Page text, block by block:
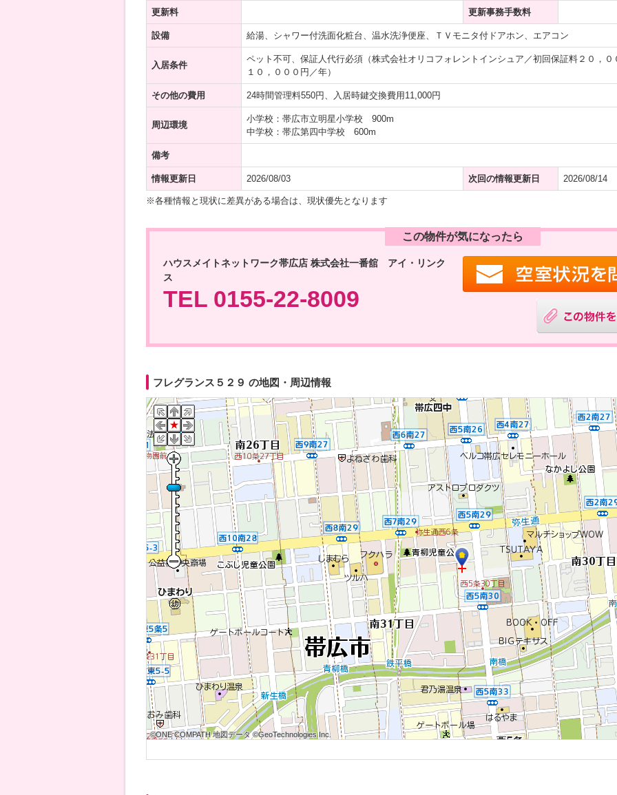
更新料 更新事務手数料
設備 給湯、シャワー付洗面化粧台、温水洗浄便座、ＴＶモニタ付ドアホン、エアコン
入居条件
ペット不可、保証人代行必須（株式会社オリコフォレントインシュア／初回保証料２０
１０，０００円／年）
その他の費用 24時間管理料550円、入居時鍵交換費用11,000円
周辺環境
小学校：帯広市立明星小学校 900m
中学校：帯広第四中学校 600m
備考
情報更新日 2026/08/03 次回の情報更新日 2026/08/14
※各種情報と現状に差異がある場合は、現状優先となります
この物件が気になったら
ハウスメイトネットワーク帯広店 株式会社一番舘 アイ・リンク
ス
TEL 0155-22-8009
フレグランス５２９ の地図・周辺情報
©ONE COMPATH 地図データ ©GeoTechnologies Inc.
©ONE COMPATH 地図データ ©GeoTechnologies Inc.
©ONE COMPATH 地図データ ©GeoTechnologies Inc.
©ONE COMPATH 地図データ ©GeoTechnologies Inc.
©ONE COMPATH 地図データ ©GeoTechnologies Inc.
©ONE COMPATH 地図データ ©GeoTechnologies Inc.
©ONE COMPATH 地図データ ©GeoTechnologies Inc.
©ONE COMPATH 地図データ ©GeoTechnologies Inc.
©ONE COMPATH 地図データ ©GeoTechnologies Inc.